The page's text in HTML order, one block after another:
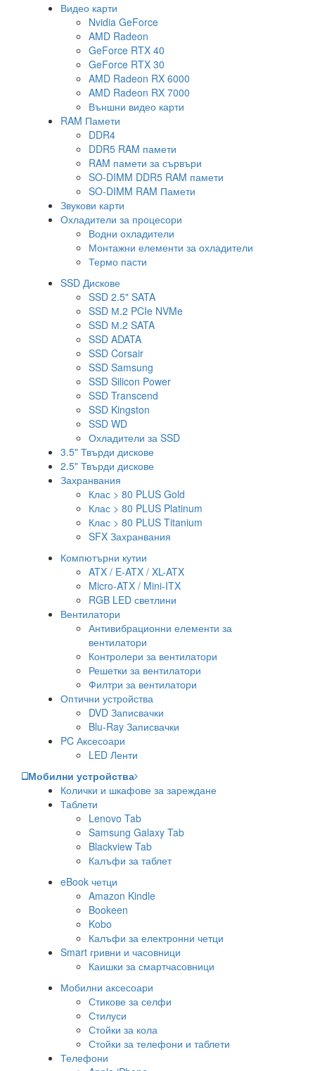
Видео карти
Nvidia GeForce
AMD Radeon
GeForce RTX 40
GeForce RTX 30
AMD Radeon RX 6000
AMD Radeon RX 7000
Външни видео карти
RAM Памети
DDR4
DDR5 RAM памети
RAM памети за сървъри
SO-DIMM DDR5 RAM памети
SO-DIMM RAM Памети
Звукови карти
Охладители за процесори
Водни охладители
Монтажни елементи за охладители
Термо пасти
SSD Дискове
SSD 2.5" SATA
SSD М.2 PCIe NVMe
SSD М.2 SATA
SSD ADATA
SSD Corsair
SSD Samsung
SSD Silicon Power
SSD Transcend
SSD Kingston
SSD WD
Охладители за SSD
3.5" Твърди дискове
2.5" Твърди дискове
Захранвания
Клас > 80 PLUS Gold
Клас > 80 PLUS Platinum
Клас > 80 PLUS Titanium
SFX Захранвания
Компютърни кутии
ATX / E-ATX / XL-ATX
Micro-ATX / Mini-ITX
RGB LED светлини
Вентилатори
Антивибрационни елементи за
вентилатори
Контролери за вентилатори
Решетки за вентилатори
Филтри за вентилатори
Оптични устройства
DVD Записвачки
Blu-Ray Записвачки
PC Аксесоари
LED Ленти
Мобилни устройства
Колички и шкафове за зареждане
Таблети
Lenovo Tab
Samsung Galaxy Tab
Blackview Tab
Калъфи за таблет
eBook четци
Amazon Kindle
Bookeen
Kobo
Калъфи за електронни четци
Smart гривни и часовници
Каишки за смартчасовници
Мобилни аксесоари
Стикове за селфи
Стилуси
Стойки за кола
Стойки за телефони и таблети
Телефони